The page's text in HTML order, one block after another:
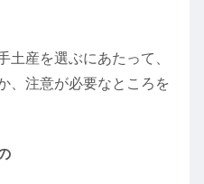
土産を選ぶにあたって、
、注意が必要なところを